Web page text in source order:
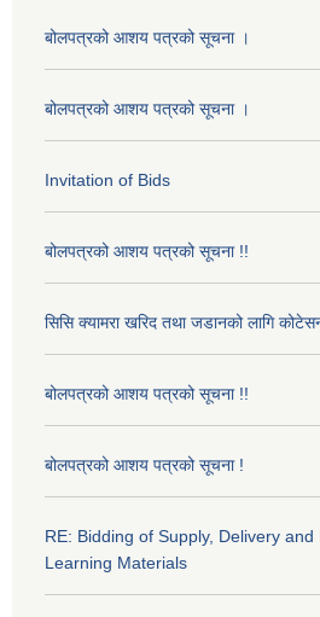
बोलपत्रको आशय पत्रको सूचना ।
बोलपत्रको आशय पत्रको सूचना ।
Invitation of Bids
बोलपत्रको आशय पत्रको सूचना !!
सिसि क्यामरा खरिद तथा जडानको लागि
बोलपत्रको आशय पत्रको सूचना !!
बोलपत्रको आशय पत्रको सूचना !
RE: Bidding of Supply, Delivery
Learning Materials